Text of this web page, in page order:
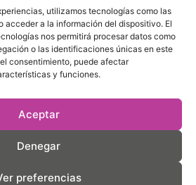
utilizamos tecnologías como las
acceder a la información del dispositivo. El
nos permitirá procesar datos como
o las identificaciones únicas en este
consentimiento, puede afectar
y funciones.
Aceptar
Denegar
preferencias
de
de
Local
Cuenta
Movisop